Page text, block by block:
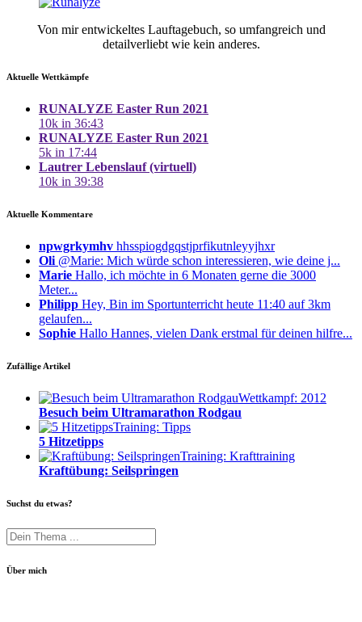
Von mir entwickeltes Lauftagebuch, so umfangreich und
detailverliebt wie kein anderes.
Aktuelle Wettkämpfe
RUNALYZE Easter Run 2021
10k in 36:43
RUNALYZE Easter Run 2021
5k in 17:44
Lautrer Lebenslauf (virtuell)
10k in 39:38
Aktuelle Kommentare
npwgrkymhv hhsspiogdgqstjprfikutnleyyjhxr
Oli @Marie: Mich würde schon interessieren, wie deine j...
Marie Hallo, ich möchte in 6 Monaten gerne die 3000
Meter...
Philipp Hey, Bin im Sportunterricht heute 11:40 auf 3km
gelaufen...
Sophie Hallo Hannes, vielen Dank erstmal für deinen hilfre...
Zufällige Artikel
Wettkampf: 2012
Besuch beim Ultramarathon Rodgau
Training: Tipps
5 Hitzetipps
Training: Krafttraining
Kraftübung: Seilspringen
Suchst du etwas?
Über mich